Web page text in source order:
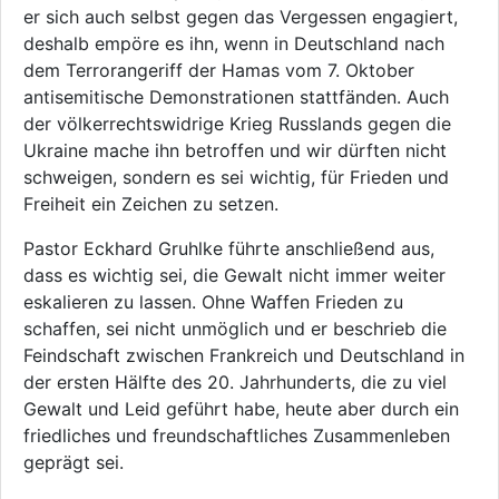
er sich auch selbst gegen das Vergessen engagiert,
deshalb empöre es ihn, wenn in Deutschland nach
dem Terrorangeriff der Hamas vom 7. Oktober
antisemitische Demonstrationen stattfänden. Auch
der völkerrechtswidrige Krieg Russlands gegen die
Ukraine mache ihn betroffen und wir dürften nicht
schweigen, sondern es sei wichtig, für Frieden und
Freiheit ein Zeichen zu setzen.
Pastor Eckhard Gruhlke führte anschließend aus,
dass es wichtig sei, die Gewalt nicht immer weiter
eskalieren zu lassen. Ohne Waffen Frieden zu
schaffen, sei nicht unmöglich und er beschrieb die
Feindschaft zwischen Frankreich und Deutschland in
der ersten Hälfte des 20. Jahrhunderts, die zu viel
Gewalt und Leid geführt habe, heute aber durch ein
friedliches und freundschaftliches Zusammenleben
geprägt sei.